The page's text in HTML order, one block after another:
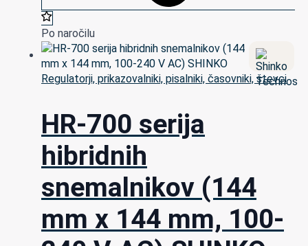
Po naročilu
Regulatorji, prikazovalniki, pisalniki, časovniki, števci
HR-700 serija
hibridnih
snemalnikov (144
mm x 144 mm, 100-